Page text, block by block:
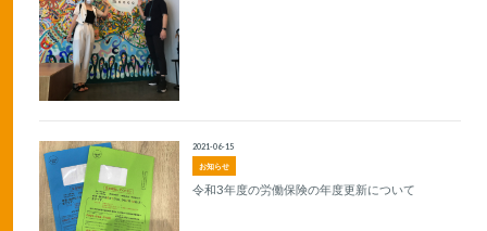
お知らせ
2021-06-15
令和3年度の労働保険の年度更新について